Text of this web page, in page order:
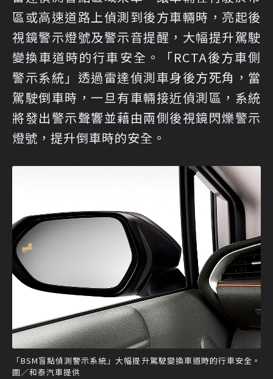
區或高速道路上偵測到後方車輛時，亮起後
視鏡警示燈號及警示音提醒，大幅提升駕駛
變換車道時的行車安全。「RCTA後方車側
警示系統」透過雷達偵測車身後方死角，當
駕駛倒車時，一旦有車輛接近偵測區，系統
將發出警示聲響並藉由兩側後視鏡閃爍警示
燈號，提升倒車時的安全。
「BSM盲點偵測警示系統」大幅提升駕駛變換車道時的行車安全。
圖／和泰汽車提供